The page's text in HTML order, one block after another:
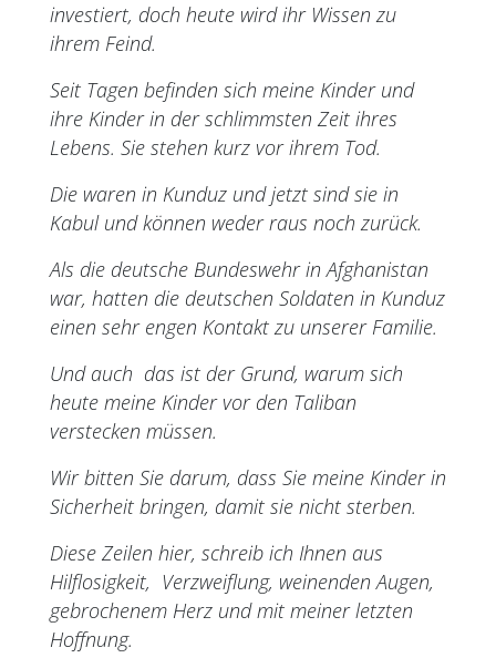
investiert, doch heute wird ihr Wissen zu
ihrem Feind.
Seit Tagen befinden sich meine Kinder und
ihre Kinder in der schlimmsten Zeit ihres
Lebens. Sie stehen kurz vor ihrem Tod.
Die waren in Kunduz und jetzt sind sie in
Kabul und können weder raus noch zurück.
Als die deutsche Bundeswehr in Afghanistan
war, hatten die deutschen Soldaten in Kunduz
einen sehr engen Kontakt zu unserer Familie.
Und auch das ist der Grund, warum sich
heute meine Kinder vor den Taliban
verstecken müssen.
Wir bitten Sie darum, dass Sie meine Kinder in
Sicherheit bringen, damit sie nicht sterben.
Diese Zeilen hier, schreib ich Ihnen aus
Hilflosigkeit, Verzweiflung, weinenden Augen,
gebrochenem Herz und mit meiner letzten
Hoffnung.